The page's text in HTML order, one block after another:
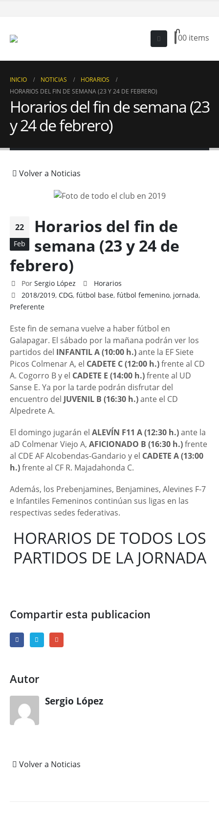
00 items
INICIO NOTICIAS
HORARIOS
HORARIOS DEL FIN DE SEMANA (23 Y 24 DE FEBRERO)
Horarios del fin de semana (23
y 24 de febrero)
Volver a Noticias
22
Feb
Horarios del fin de
semana (23 y 24 de
febrero)
Por Sergio López
Horarios
2018/2019,CDG,fútbol base,fútbol femenino, jornada,
Preferente
Este fin de semana vuelve a haber fútbol en
Galapagar. El sábado por la mañana podrán ver los
partidos del INFANTIL A (10:00 h.)ante la EF Siete
Picos Colmenar A, el CADETE C (12:00 h.)frente al CD
A. Cogorro B y el CADETE E (14:00 h.)frente al UD
Sanse E. Ya por la tarde podrán disfrutar del
encuentro del JUVENIL B (16:30 h.)ante el CD
Alpedrete A.
El domingo jugarán el ALEVÍN F11 A (12:30 h.)ante la
aD Colmenar Viejo A, AFICIONADO B (16:30 h.)frente
al CDE AF Alcobendas-Gandario y el CADETE A (13:00
h.)frente al CF R. Majadahonda C.
Además, los Prebenjamines, Benjamines, Alevines F-7
e Infantiles Femeninos continúan sus ligas en las
respectivas sedes federativas.
HORARIOS DE TODOS LOS
PARTIDOS DE LA JORNADA
Compartir esta publicacion
Autor
Sergio López
Volver a Noticias